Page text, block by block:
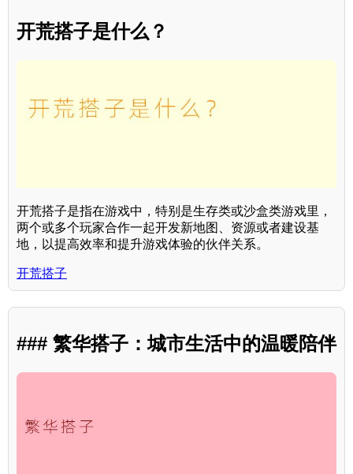
开荒搭子是什么？
开荒搭子是指在游戏中，特别是生存类或沙盒类游戏里，
两个或多个玩家合作一起开发新地图、资源或者建设基
地，以提高效率和提升游戏体验的伙伴关系。
开荒搭子
### 繁华搭子：城市生活中的温暖陪伴